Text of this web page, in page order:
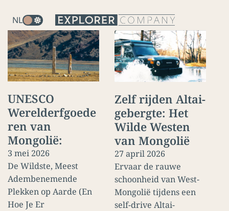
NL
UNESCO
Werelderfgoede
ren van
Mongolië:
3 mei 2026
De Wildste, Meest
Adembenemende
Plekken op Aarde (En
Hoe Je Er
Zelf rijden Altai-
gebergte: Het
Wilde Westen
van Mongolië
27 april 2026
Ervaar de rauwe
schoonheid van West-
Mongolië tijdens een
self-drive Altai-